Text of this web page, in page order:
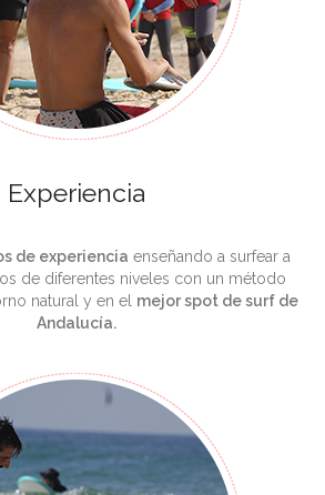
Experiencia
de experiencia enseñando a surfear a
de diferentes niveles con un método
natural y en el mejor spot de surf de
Andalucía.